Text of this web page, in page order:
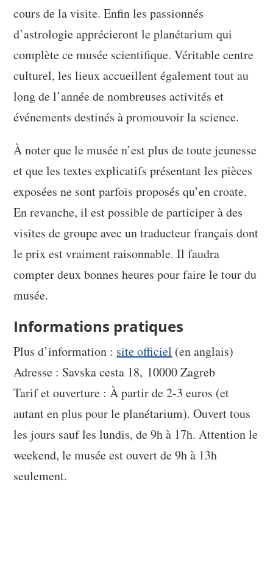
cours de la visite. Enfin les passionnés
d’astrologie apprécieront le planétarium qui
complète ce musée scientifique. Véritable centre
culturel, les lieux accueillent également tout au
long de l’année de nombreuses activités et
événements destinés à promouvoir la science.
À noter que le musée n’est plus de toute jeunesse
et que les textes explicatifs présentant les pièces
exposées ne sont parfois proposés qu’en croate.
En revanche, il est possible de participer à des
visites de groupe avec un traducteur français dont
le prix est vraiment raisonnable. Il faudra
compter deux bonnes heures pour faire le tour du
musée.
Informations pratiques
Plus d’information : site officiel (en anglais)
Adresse : Savska cesta 18, 10000 Zagreb
Tarif et ouverture : À partir de 2-3 euros (et
autant en plus pour le planétarium). Ouvert tous
les jours sauf les lundis, de 9h à 17h. Attention le
weekend, le musée est ouvert de 9h à 13h
seulement.